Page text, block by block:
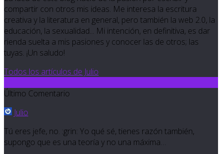
compartir con otros mis ideas. Me interesa la escritura
creativa y la literatura en general, pero también la web 2.0, la
educación, la sexualidad... Mi intención, en definitiva, es dar
rienda suelta a mis pasiones y conocer las de otros; las
tuyas. ¡Un saludo!
Todos los artículos de Julio
Último Comentario
Julio
Tú eres jefe, no. :grin: Yo qué sé, tienes razón también,
supongo que es una teoría y no una máxima…